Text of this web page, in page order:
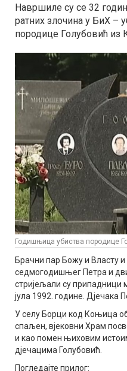
Навршиле су се 32
ратних злочина у БиХ –
породице Голубовић из
Годишњица убиства породице
Брачни пар Божу и Власту
седмогодишњег Петра и
стријељали су припадници
јула 1992. године. Дјечака
У селу Борци код Коњица
спаљен, вјековни Храм
и као помен њиховим
дјечацима Голубовић.
Погледајте прилог: